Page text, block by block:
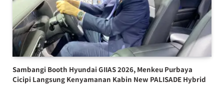
Sambangi Booth Hyundai GIIAS 2026, Menkeu Purbaya
Cicipi Langsung Kenyamanan Kabin New PALISADE Hybrid